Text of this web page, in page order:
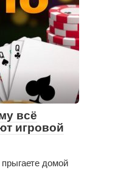
всё
игровой
домой